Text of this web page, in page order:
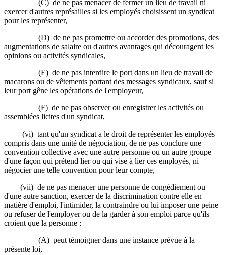
(C) de ne pas menacer de fermer un lieu de travail ni
exercer d'autres représailles si les employés choisissent un syndicat
pour les représenter,
(D) de ne pas promettre ou accorder des promotions, des
augmentations de salaire ou d'autres avantages qui découragent les
opinions ou activités syndicales,
(E) de ne pas interdire le port dans un lieu de travail de
macarons ou de vêtements portant des messages syndicaux, sauf si
leur port gêne les opérations de l'employeur,
(F) de ne pas observer ou enregistrer les activités ou
assemblées licites d'un syndicat,
(vi) tant qu'un syndicat a le droit de représenter les employés
compris dans une unité de négociation, de ne pas conclure une
convention collective avec une autre personne ou un autre groupe
d'une façon qui prétend lier ou qui vise à lier ces employés, ni
négocier une telle convention pour leur compte,
(vii) de ne pas menacer une personne de congédiement ou
d'une autre sanction, exercer de la discrimination contre elle en
matière d'emploi, l'intimider, la contraindre ou lui imposer une peine
ou refuser de l'employer ou de la garder à son emploi parce qu'ils
croient que la personne :
(A) peut témoigner dans une instance prévue à la
présente loi,